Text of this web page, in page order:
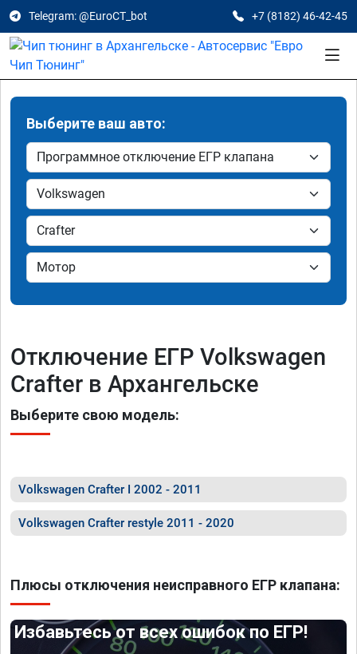
Telegram: @EuroCT_bot +7 (8182) 46-42-45
Выберите ваш авто:
Отключение ЕГР Volkswagen
Crafter в Архангельске
Выберите свою модель:
Volkswagen Crafter I 2002 - 2011
Volkswagen Crafter restyle 2011 - 2020
Плюсы отключения неисправного ЕГР клапана:
Избавьтесь от всех ошибок по ЕГР!